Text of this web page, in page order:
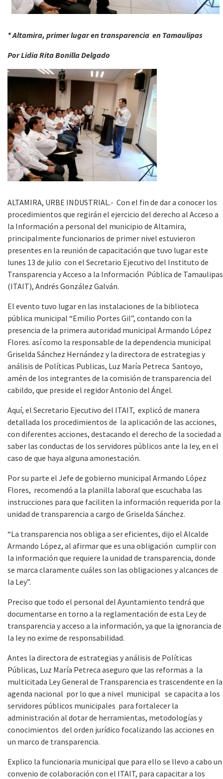
* Altamira, primer lugar en transparencia en Tamaulipas
Por Lidia Rita Bonilla Delgado
ALTAMIRA, URBE INDUSTRIAL.- Con el fin de dar a conocer los
procedimientos que regirán el ejercicio del derecho al Acceso a
la Información a personal del municipio de Altamira,
principalmente funcionarios de primer nivel estuvieron
presentes en la reunión de capacitación que tuvo lugar este
lunes 13 de julio con el Secretario Ejecutivo del Instituto de
Transparencia y Acceso a la Información Pública de Tamaulipas
(ITAIT), Andrés González Galván.
El evento tuvo lugar en las instalaciones de la biblioteca
pública municipal “Emilio Portes Gil”, contando con la
presencia de la primera autoridad municipal Armando López
Flores. así como la responsable de la dependencia municipal
Griselda Sánchez Hernández y la directora de estrategias y
análisis de Políticas Publicas, Luz María Petreca Santoyo,
amén de los integrantes de la comisión de transparencia del
cabildo, que preside el regidor Antonio del Ángel.
Aquí, el Secretario Ejecutivo del ITAIT, explicó de manera
detallada los procedimientos de la aplicación de las acciones,
con diferentes acciones, destacando el derecho de la sociedad a
saber las conductas de los servidores públicos ante la ley, en el
caso de que haya alguna amonestación.
Por su parte el Jefe de gobierno municipal Armando López
Flores, recomendó a la planilla laboral que escuchaba las
instrucciones para que faciliten la información requerida por la
unidad de transparencia a cargo de Griselda Sánchez.
“La transparencia nos obliga a ser eficientes, dijo el Alcalde
Armando López, al afirmar que es una obligación cumplir con
la información que requiere la unidad de transparencia, donde
se marca claramente cuáles son las obligaciones y alcances de
la Ley”.
Preciso que todo el personal del Ayuntamiento tendrá que
documentarse en torno a la reglamentación de esta Ley de
transparencia y acceso a la información, ya que la ignorancia de
la ley no exime de responsabilidad.
Antes la directora de estrategias y análisis de Políticas
Públicas, Luz María Petreca aseguro que las reformas a la
multicitada Ley General de Transparencia es trascendente en la
agenda nacional por lo que a nivel municipal se capacita a los
servidores públicos municipales para fortalecer la
administración al dotar de herramientas, metodologías y
conocimientos del orden jurídico focalizando las acciones en
un marco de transparencia.
Explico la funcionaria municipal que para ello se llevo a cabo un
convenio de colaboración con el ITAIT, para capacitar a los